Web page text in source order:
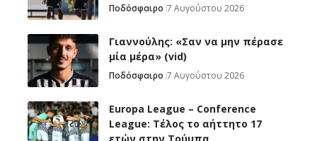
Ποδόσφαιρο 7 Αυγούστου 2026
Γιαννούλης: «Σαν να μην πέρασε
μία μέρα» (vid)
Ποδόσφαιρο 7 Αυγούστου 2026
Europa League – Conference
League: Τέλος το αήττητο 17